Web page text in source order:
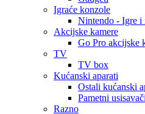
Igraće konzole
Nintendo - Igre i
Akcijske kamere
Go Pro akcijske
TV
TV box
Kućanski aparati
Ostali kućanski
Pametni usisavači
Razno